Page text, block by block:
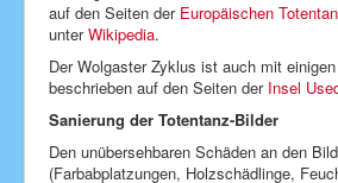
auf den Seiten der Europäischen
unterWikipedia.
Der Wolgaster Zyklus ist auch mit
beschrieben auf den Seiten der Insel
Sanierung der Totentanz-Bilder
Den unübersehbaren Schäden an den
(Farbabplatzungen, Holzschädlinge,